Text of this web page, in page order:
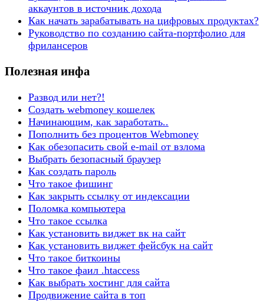
аккаунтов в источник дохода
Как начать зарабатывать на цифровых продуктах?
Руководство по созданию сайта-портфолио для
фрилансеров
Полезная инфа
Развод или нет?!
Создать webmoney кошелек
Начинающим, как заработать..
Пополнить без процентов Webmoney
Как обезопасить свой e-mail от взлома
Выбрать безопасный браузер
Как создать пароль
Что такое фишинг
Как закрыть ссылку от индексации
Поломка компьютера
Что такое ссылка
Как установить виджет вк на сайт
Как установить виджет фейсбук на сайт
Что такое биткоины
Что такое фаил .htaccess
Как выбрать хостинг для сайта
Продвижение сайта в топ